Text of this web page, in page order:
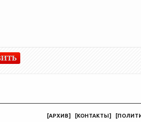
[АРХИВ] [КОНТАКТЫ] [